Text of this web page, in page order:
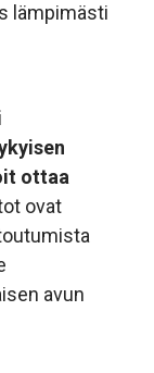
lämpimästi
ottaa
ovat
avun